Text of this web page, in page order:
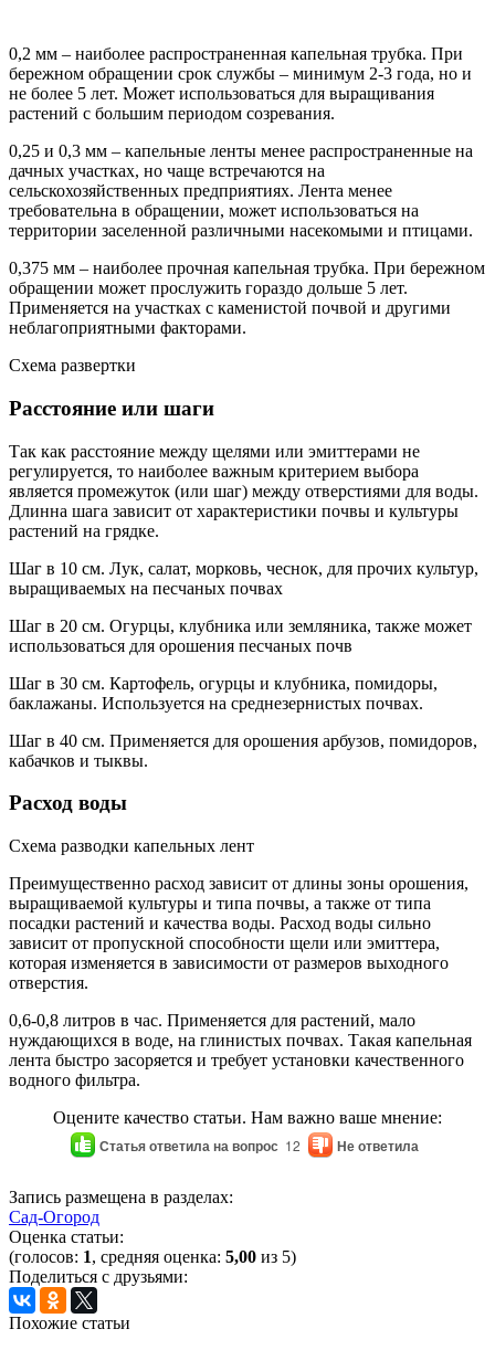
0,2 мм – наиболее распространенная капельная трубка. При
бережном обращении срок службы – минимум 2-3 года, но и
не более 5 лет. Может использоваться для выращивания
растений с большим периодом созревания.
0,25 и 0,3 мм – капельные ленты менее распространенные на
дачных участках, но чаще встречаются на
сельскохозяйственных предприятиях. Лента менее
требовательна в обращении, может использоваться на
территории заселенной различными насекомыми и птицами.
0,375 мм – наиболее прочная капельная трубка. При бережном
обращении может прослужить гораздо дольше 5 лет.
Применяется на участках с каменистой почвой и другими
неблагоприятными факторами.
Схема развертки
Расстояние или шаги
Так как расстояние между щелями или эмиттерами не
регулируется, то наиболее важным критерием выбора
является промежуток (или шаг) между отверстиями для воды.
Длинна шага зависит от характеристики почвы и культуры
растений на грядке.
Шаг в 10 см. Лук, салат, морковь, чеснок, для прочих культур,
выращиваемых на песчаных почвах
Шаг в 20 см. Огурцы, клубника или земляника, также может
использоваться для орошения песчаных почв
Шаг в 30 см. Картофель, огурцы и клубника, помидоры,
баклажаны. Используется на среднезернистых почвах.
Шаг в 40 см. Применяется для орошения арбузов, помидоров,
кабачков и тыквы.
Расход воды
Схема разводки капельных лент
Преимущественно расход зависит от длины зоны орошения,
выращиваемой культуры и типа почвы, а также от типа
посадки растений и качества воды. Расход воды сильно
зависит от пропускной способности щели или эмиттера,
которая изменяется в зависимости от размеров выходного
отверстия.
0,6-0,8 литров в час. Применяется для растений, мало
нуждающихся в воде, на глинистых почвах. Такая капельная
лента быстро засоряется и требует установки качественного
водного фильтра.
Оцените качество статьи. Нам важно ваше мнение:
Статья ответила на вопрос 12 Не ответила
Запись размещена в разделах:
Сад-Огород
Оценка статьи:
(голосов: 1, средняя оценка: 5,00 из 5)
Поделиться с друзьями:
Похожие статьи